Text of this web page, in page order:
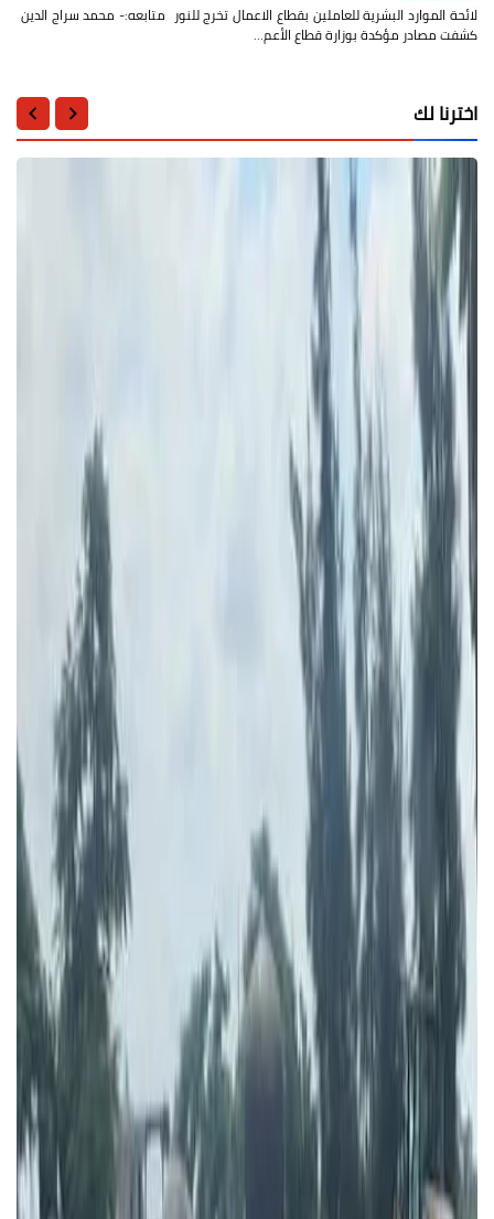
لائحة الموارد البشرية للعاملين بقطاع الاعمال تخرج للنور متابعه:- محمد سراج الدين
كشفت مصادر مؤكدة بوزارة قطاع الأعم…
اخترنا لك